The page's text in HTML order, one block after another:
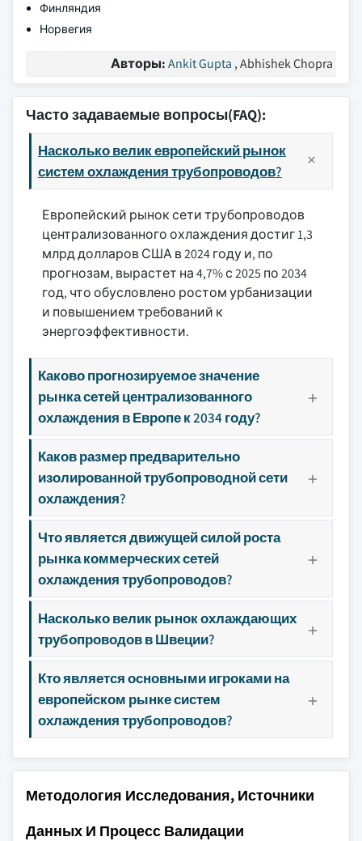
Финляндия
Норвегия
Авторы:Ankit Gupta , Abhishek Chopra
Часто задаваемые вопросы(FAQ):
Насколько велик европейский рынок
систем охлаждения трубопроводов?
Европейский рынок сети трубопроводов
централизованного охлаждения достиг 1,3
млрд долларов США в 2024 году и, по
прогнозам, вырастет на 4,7% с 2025 по 2034
год, что обусловлено ростом урбанизации
и повышением требований к
энергоэффективности.
Каково прогнозируемое значение
рынка сетей централизованного
охлаждения в Европе к 2034 году?
Каков размер предварительно
изолированной трубопроводной сети
охлаждения?
Что является движущей силой роста
рынка коммерческих сетей
охлаждения трубопроводов?
Насколько велик рынок охлаждающих
трубопроводов в Швеции?
Кто является основными игроками на
европейском рынке систем
охлаждения трубопроводов?
Методология Исследования, Источники
Данных И Процесс Валидации